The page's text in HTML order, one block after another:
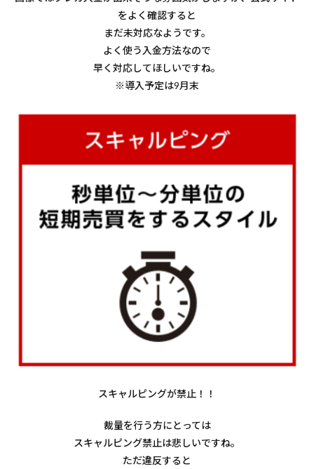
をよく確認すると
まだ未対応なようです。
よく使う入金方法なので
早く対応してほしいですね。
※導入予定は9月末
スキャルピングが禁止！！
裁量を行う方にとっては
スキャルピング禁止は悲しいですね。
ただ違反すると